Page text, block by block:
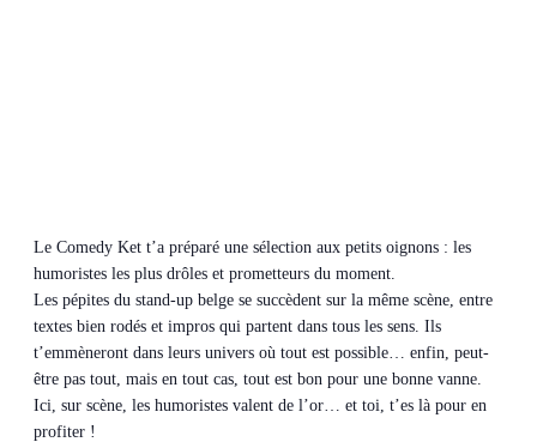
Le Comedy Ket t’a préparé une sélection aux petits oignons : les
humoristes les plus drôles et prometteurs du moment.
Les pépites du stand-up belge se succèdent sur la même scène, entre
textes bien rodés et impros qui partent dans tous les sens. Ils
t’emmèneront dans leurs univers où tout est possible… enfin, peut-
être pas tout, mais en tout cas, tout est bon pour une bonne vanne.
Ici, sur scène, les humoristes valent de l’or… et toi, t’es là pour en
profiter !